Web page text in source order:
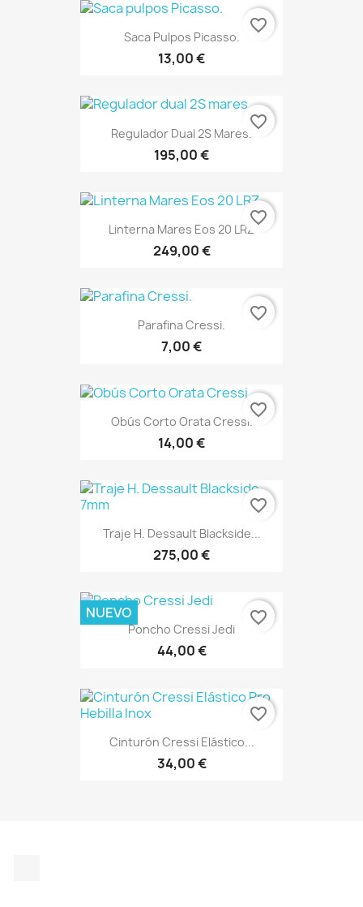
Saca Pulpos Picasso.
13,00 €
favorite_border
Regulador Dual 2S Mares.
195,00 €
favorite_border
Linterna Mares Eos 20 LRZ
249,00 €
favorite_border
Parafina Cressi.
7,00 €
favorite_border
Obús Corto Orata Cressi.
14,00 €
favorite_border
Traje H. Dessault Blackside...
275,00 €
favorite_border
Poncho Cressi Jedi
44,00 €
NUEVO favorite_border
Cinturón Cressi Elástico...
34,00 €
favorite_border